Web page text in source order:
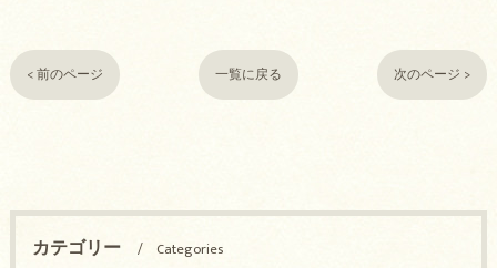
< 前のページ 一覧に戻る 次のページ >
カテゴリー
Categories